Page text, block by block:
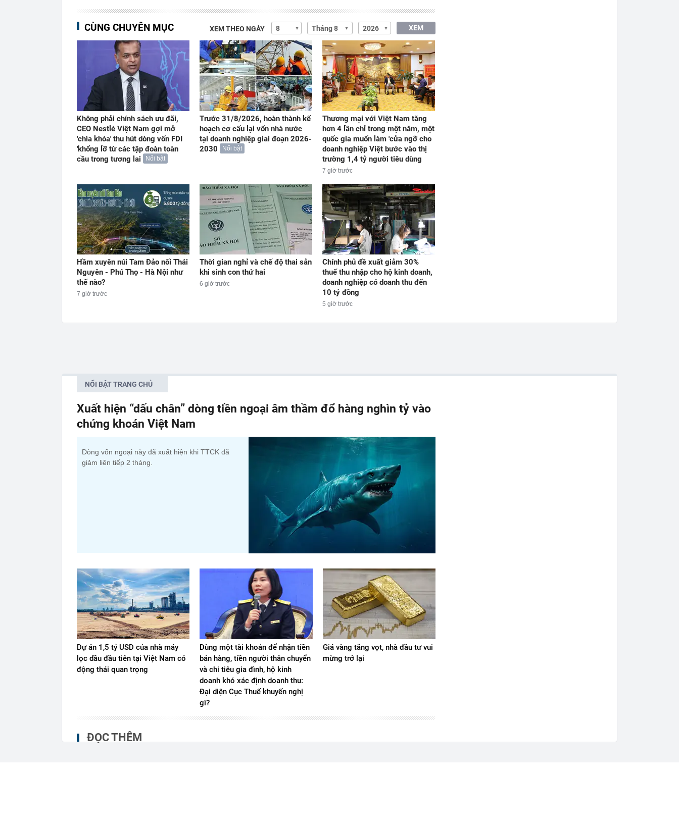
CÙNG CHUYÊN MỤC XEM THEO NGÀY XEM
Không phải chính sách ưu đãi,
CEO Nestlé Việt Nam gợi mở
'chìa khóa' thu hút dòng vốn FDI
'khổng lồ' từ các tập đoàn toàn
cầu trong tương lai
Nổi bật
Trước 31/8/2026, hoàn thành kế
hoạch cơ cấu lại vốn nhà nước
tại doanh nghiệp giai đoạn 2026-
2030
Nổi bật
Thương mại với Việt Nam tăng
hơn 4 lần chỉ trong một năm, một
quốc gia muốn làm 'cửa ngõ' cho
doanh nghiệp Việt bước vào thị
trường 1,4 tỷ người tiêu dùng
7 giờ trước
Hầm xuyên núi Tam Đảo nối Thái
Nguyên - Phú Thọ - Hà Nội như
thế nào?
7 giờ trước
Thời gian nghỉ và chế độ thai sản
khi sinh con thứ hai
6 giờ trước
Chính phủ đề xuất giảm 30%
thuế thu nhập cho hộ kinh doanh,
doanh nghiệp có doanh thu đến
10 tỷ đồng
5 giờ trước
NỔI BẬT TRANG CHỦ
Xuất hiện “dấu chân” dòng tiền ngoại âm thầm đổ hàng nghìn tỷ vào
chứng khoán Việt Nam
Dòng vốn ngoại này đã xuất hiện khi TTCK đã
giảm liên tiếp 2 tháng.
Dự án 1,5 tỷ USD của nhà máy
lọc dầu đầu tiên tại Việt Nam có
động thái quan trọng
Dùng một tài khoản để nhận tiền
bán hàng, tiền người thân chuyển
và chi tiêu gia đình, hộ kinh
doanh khó xác định doanh thu:
Đại diện Cục Thuế khuyến nghị
gì?
Giá vàng tăng vọt, nhà đầu tư vui
mừng trở lại
ĐỌC THÊM